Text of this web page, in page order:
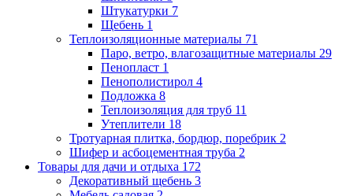
Штукатурки 7
Щебень 1
Теплоизоляционные материалы 71
Паро, ветро, влагозащитные материалы 29
Пенопласт 1
Пенополистирол 4
Подложка 8
Теплоизоляция для труб 11
Утеплители 18
Тротуарная плитка, бордюр, поребрик 2
Шифер и асбоцементная труба 2
Товары для дачи и отдыха 172
Декоративный щебень 3